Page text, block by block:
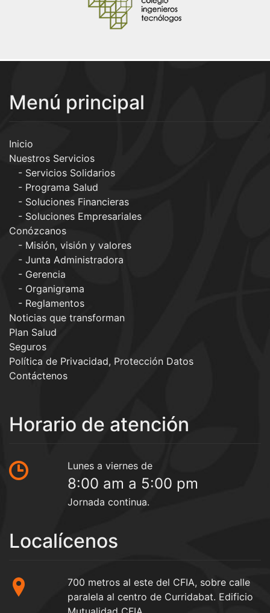
Menú principal
Inicio
Nuestros Servicios
Servicios Solidarios
Programa Salud
Soluciones Financieras
Soluciones Empresariales
Conózcanos
Misión, visión y valores
Junta Administradora
Gerencia
Organigrama
Reglamentos
Noticias que transforman
Plan Salud
Seguros
Política de Privacidad, Protección Datos
Contáctenos
Horario de atención
Lunes a viernes de
8:00 am a 5:00 pm
Jornada continua.
Localícenos
700 metros al este del CFIA, sobre calle
paralela al centro de Curridabat. Edificio